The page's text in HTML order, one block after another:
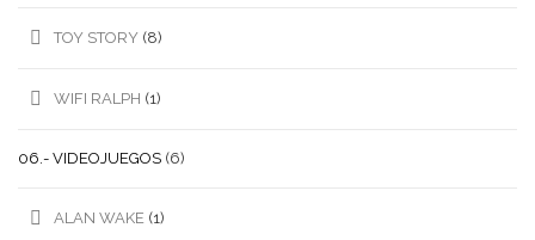
TOY STORY (8)
WIFI RALPH (1)
06.- VIDEOJUEGOS (6)
ALAN WAKE (1)